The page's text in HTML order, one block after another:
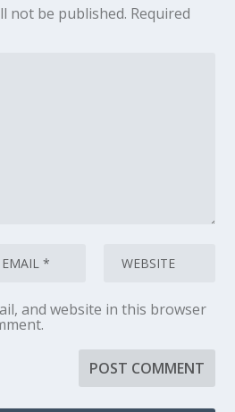
not be published. Required
and website in this browser